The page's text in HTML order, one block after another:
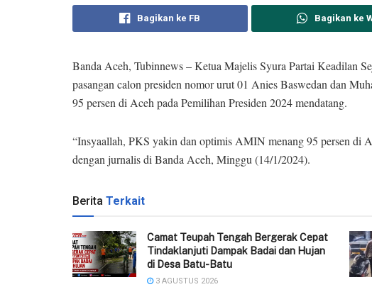
Bagikan ke FB Bagikan ke
Banda Aceh, Tubinnews – Ketua Majelis Syura Partai Keadilan
pasangan calon presiden nomor urut 01 Anies Baswedan dan
95 persen di Aceh pada Pemilihan Presiden 2024 mendatang.
“Insyaallah, PKS yakin dan optimis AMIN menang 95 persen di
dengan jurnalis di Banda Aceh, Minggu (14/1/2024).
Berita Terkait
Camat Teupah Tengah Bergerak Cepat
Tindaklanjuti Dampak Badai dan Hujan
di Desa Batu-Batu
3 AGUSTUS 2026